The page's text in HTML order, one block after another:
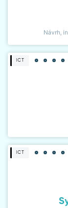
Návrh,
ICT
ICT